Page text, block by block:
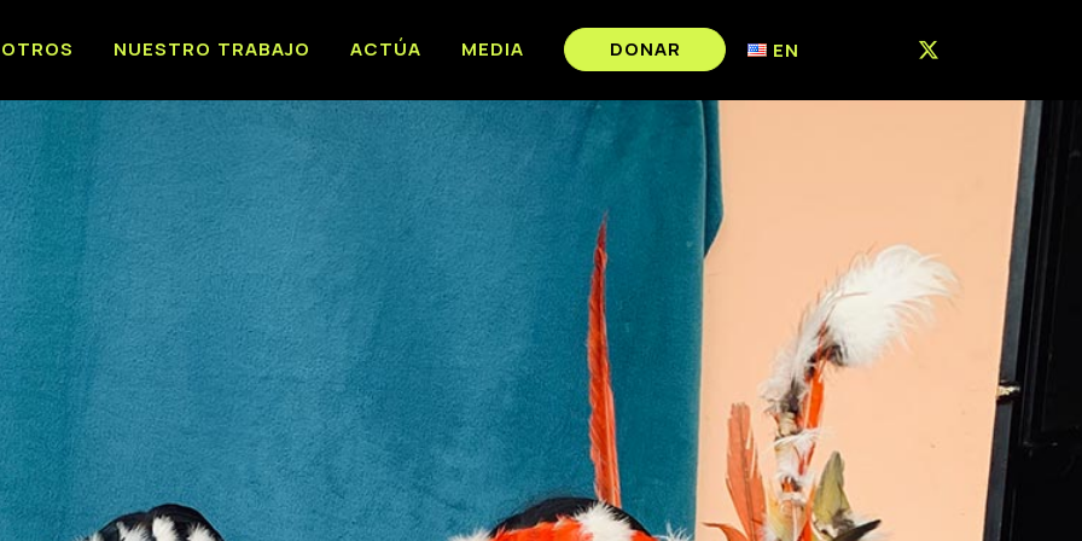
NUESTRO TRABAJO ACTÚA MEDIA DONAR EN